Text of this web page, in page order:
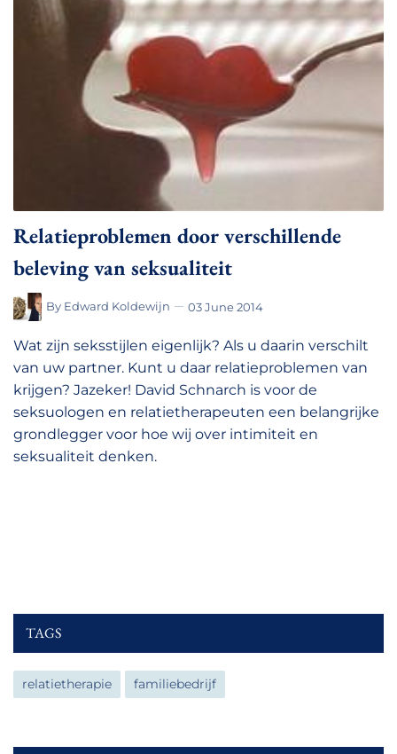
Relatieproblemen door verschillende
beleving van seksualiteit
By Edward Koldewijn 03 June 2014
Wat zijn seksstijlen eigenlijk? Als u daarin verschilt
van uw partner. Kunt u daar relatieproblemen van
krijgen? Jazeker! David Schnarch is voor de
seksuologen en relatietherapeuten een belangrijke
grondlegger voor hoe wij over intimiteit en
seksualiteit denken.
TAGS
relatietherapie familiebedrijf